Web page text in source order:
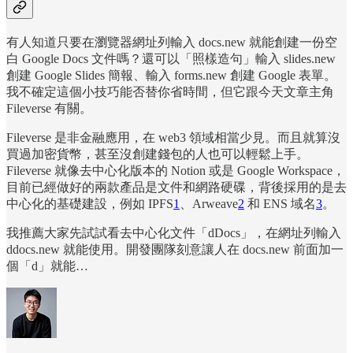
有人知道只要在瀏覽器網址列輸入 docs.new 就能創建一份空
白 Google Docs 文件嗎？還可以「照樣造句」輸入 slides.new
創建 Google Slides 簡報、輸入 forms.new 創建 Google 表單。
我不確定這個小技巧能否替你省時間，但它跟今天文章主角
Fileverse 有關。
Fileverse 是非金融應用，在 web3 領域相當少見。而且就算沒
買過加密貨幣，甚至沒創建錢包的人也可以輕鬆上手。
Fileverse 就像去中心化版本的 Notion 或是 Google Workspace，
目前已經做好的兩款產品是文件和網路硬碟，背後採用的是去
中心化的基礎建設，例如 IPFS1 、Arweave2 和 ENS 域名3。
我推薦大家先試試看去中心化文件「dDocs」，在網址列輸入
ddocs.new 就能使用。開發團隊刻意讓人在 docs.new 前面加一
個「d」就能…